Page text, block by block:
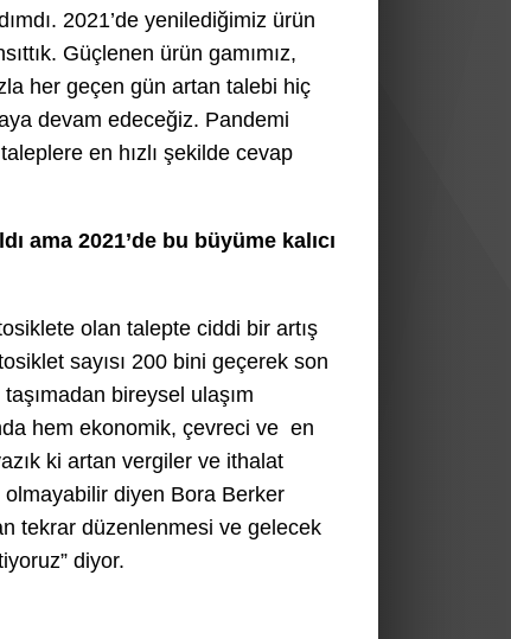
2021’de yenilediğimiz ürün
Güçlenen ürün gamımız,
her geçen gün artan talebi hiç
devam edeceğiz. Pandemi
en hızlı şekilde cevap
ama 2021’de bu büyüme kalıcı
olan talepte ciddi bir artış
sayısı 200 bini geçerek son
bireysel ulaşım
hem ekonomik, çevreci ve en
ki artan vergiler ve ithalat
olmayabilir diyen Bora Berker
tekrar düzenlenmesi ve gelecek
diyor.